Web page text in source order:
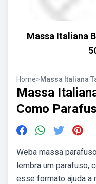
Massa Italiana
Home>Massa Italiana
Massa
Como
Weba massa
lembra um parafuso,
esse formato ajuda a